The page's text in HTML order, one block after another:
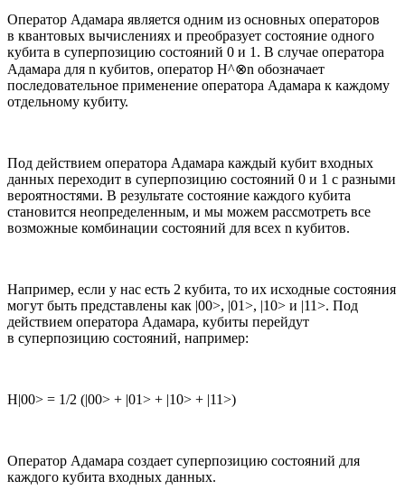
Оператор Адамара является одним из основных операторов
в квантовых вычислениях и преобразует состояние одного
кубита в суперпозицию состояний 0 и 1. В случае оператора
Адамара для n кубитов, оператор H^⊗n обозначает
последовательное применение оператора Адамара к каждому
отдельному кубиту.
Под действием оператора Адамара каждый кубит входных
данных переходит в суперпозицию состояний 0 и 1 с разными
вероятностями. В результате состояние каждого кубита
становится неопределенным, и мы можем рассмотреть все
возможные комбинации состояний для всех n кубитов.
Например, если у нас есть 2 кубита, то их исходные состояния
могут быть представлены как |00>, |01>, |10> и |11>. Под
действием оператора Адамара, кубиты перейдут
в суперпозицию состояний, например:
H|00> = 1/2 (|00> + |01> + |10> + |11>)
Оператор Адамара создает суперпозицию состояний для
каждого кубита входных данных.